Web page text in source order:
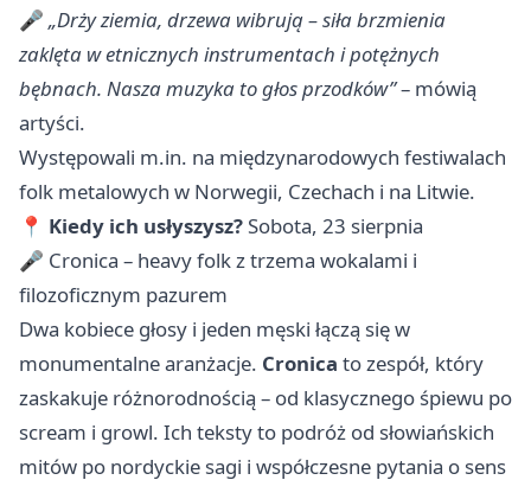
🎤 „Drży ziemia, drzewa wibrują – siła brzmienia
zaklęta w etnicznych instrumentach i potężnych
bębnach. Nasza muzyka to głos przodków”– mówią
artyści.
Występowali m.in. na międzynarodowych festiwalach
folk metalowych w Norwegii, Czechach i na Litwie.
📍 Kiedy ich usłyszysz?Sobota, 23 sierpnia
🎤 Cronica – heavy folk z trzema wokalami i
filozoficznym pazurem
Dwa kobiece głosy i jeden męski łączą się w
monumentalne aranżacje. Cronica to zespół, który
zaskakuje różnorodnością – od klasycznego śpiewu po
scream i growl. Ich teksty to podróż od słowiańskich
mitów po nordyckie sagi i współczesne pytania o sens